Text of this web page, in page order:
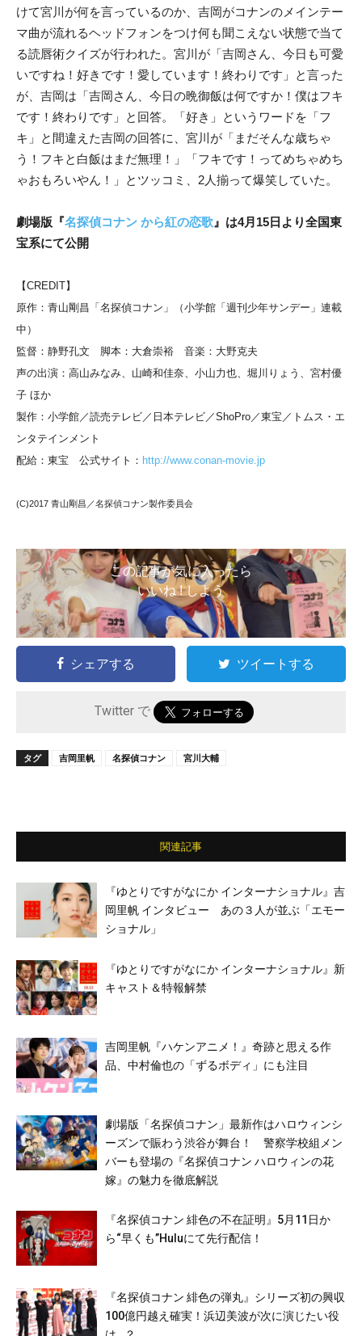
けて宮川が何を言っているのか、吉岡がコナンのメインテー
マ曲が流れるヘッドフォンをつけ何も聞こえない状態で当て
る読唇術クイズが行われた。宮川が「吉岡さん、今日も可愛
いですね！好きです！愛しています！終わりです」と言った
が、吉岡は「吉岡さん、今日の晩御飯は何ですか！僕はフキ
です！終わりです」と回答。「好き」というワードを「フ
キ」と間違えた吉岡の回答に、宮川が「まだそんな歳ちゃ
う！フキと白飯はまだ無理！」「フキです！ってめちゃめち
ゃおもろいやん！」とツッコミ、2人揃って爆笑していた。
劇場版『名探偵コナン から紅の恋歌 』は4月15日より全国東
宝系にて公開
【CREDIT】
原作：青山剛昌「名探偵コナン」（小学館「週刊少年サンデー」連載
中）
監督：静野孔文 脚本：大倉崇裕 音楽：大野克夫
声の出演：高山みなみ、山崎和佳奈、小山力也、堀川りょう、宮村優
子 ほか
製作：小学館／読売テレビ／日本テレビ／ShoPro／東宝／トムス・エ
ンタテインメント
配給：東宝 公式サイト： http://www.conan-movie.jp
(C)2017 青山剛昌／名探偵コナン製作委員会
この記事が気に入ったら
いいね ! しよう
シェアする ツイートする
Twitter で
タグ 吉岡里帆 名探偵コナン 宮川大輔
関連記事
『ゆとりですがなにか インターナショナル』吉
岡里帆 インタビュー あの３人が並ぶ「エモー
ショナル」
『ゆとりですがなにか インターナショナル』新
キャスト＆特報解禁
吉岡里帆『ハケンアニメ！』奇跡と思える作
品、中村倫也の「ずるボディ」にも注目
劇場版「名探偵コナン」最新作はハロウィンシ
ーズンで賑わう渋谷が舞台！ 警察学校組メン
バーも登場の『名探偵コナン ハロウィンの花
嫁』の魅力を徹底解説
『名探偵コナン 緋色の不在証明』5月11日か
ら“早くも”Huluにて先行配信！
『名探偵コナン 緋色の弾丸』シリーズ初の興収
100億円越え確実！浜辺美波が次に演じたい役